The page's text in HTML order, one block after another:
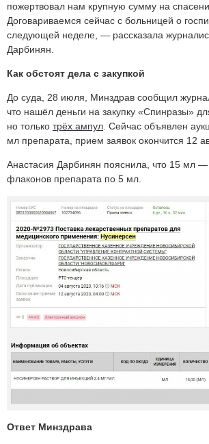
пожертвовал нам крупную сумму на
Договариваемся сейчас с больницей о
следующей неделе, — рассказала
Дарбинян.
Как обстоят дела с закупкой
До суда, 28 июля, Минздрав сообщил
что нашёл деньги на закупку «Спинразы»
но только трёх ампул . Сейчас объявлен
мл препарата, прием заявок окончится 12
Анастасия Дарбинян пояснила, что 15 мл
флаконов препарата по 5 мл.
Ответ Минздрава